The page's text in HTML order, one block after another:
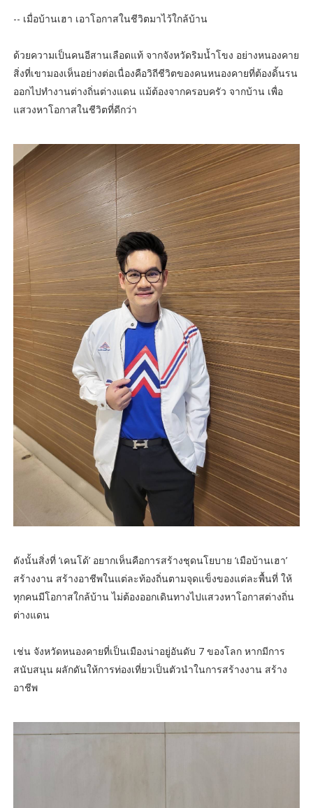
-- เมื่อบ้านเฮา เอาโอกาสในชีวิตมาไว้ใกล้บ้าน
ด้วยความเป็นคนอีสานเลือดแท้ จากจังหวัดริมน้ำโขง อย่างหนองคาย
สิ่งที่เขามองเห็นอย่างต่อเนื่องคือวิถีชีวิตของคนหนองคายที่ต้องดิ้นรน
ออกไปทำงานต่างถิ่นต่างแดน แม้ต้องจากครอบครัว จากบ้าน เพื่อ
แสวงหาโอกาสในชีวิตที่ดีกว่า
ดังนั้นสิ่งที่ ‘เคนโด้’ อยากเห็นคือการสร้างชุดนโยบาย ‘เมือบ้านเฮา’
สร้างงาน สร้างอาชีพในแต่ละท้องถิ่นตามจุดแข็งของแต่ละพื้นที่ ให้
ทุกคนมีโอกาสใกล้บ้าน ไม่ต้องออกเดินทางไปแสวงหาโอกาสต่างถิ่น
ต่างแดน
เช่น จังหวัดหนองคายที่เป็นเมืองน่าอยู่อันดับ 7 ของโลก หากมีการ
สนับสนุน ผลักดันให้การท่องเที่ยวเป็นตัวนำในการสร้างงาน สร้าง
อาชีพ